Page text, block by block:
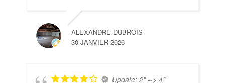
ALEXANDRE DUBROIS
30 JANVIER 2026
Update: 2* --> 4*